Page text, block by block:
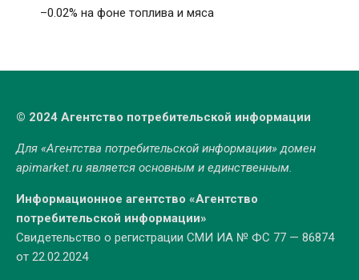
–0.02% на фоне топлива и мяса
© 2024 Агентство потребительской информации
Для «Агентства потребительской информации» домен
apimarket.ruявляется основным и единственным.
Информационное агентство «Агентство
потребительской информации»
Свидетельство о регистрации СМИ ИА № ФС 77 — 86874
от 22.02.2024